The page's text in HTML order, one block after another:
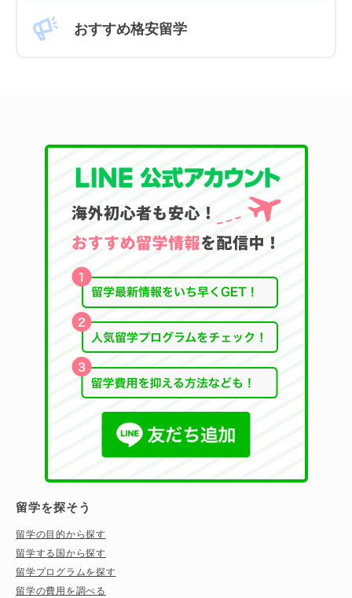
おすすめ格安留学
留学を探そう
留学の目的から探す
留学する国から探す
留学プログラムを探す
留学の費用を調べる